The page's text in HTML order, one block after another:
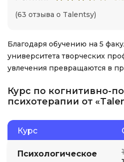
(63 отзыва о Talentsy)
Благодаря обучению на 5
университета творческих
увлечения превращаются в
Курс по когнитивно-
психотерапии от
Курс
Психологическое